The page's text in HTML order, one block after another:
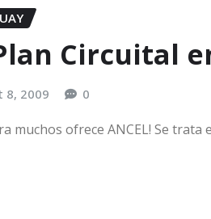
Circuital
8, 2009 0
muchos ofrece ANCEL! Se